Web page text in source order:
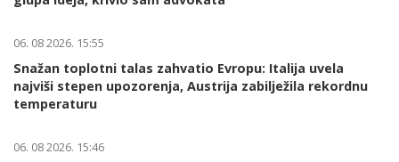
06. 08 2026. 15:55
Snažan toplotni talas zahvatio Evropu: Italija uvela
najviši stepen upozorenja, Austrija zabilježila rekordnu
temperaturu
06. 08 2026. 15:46